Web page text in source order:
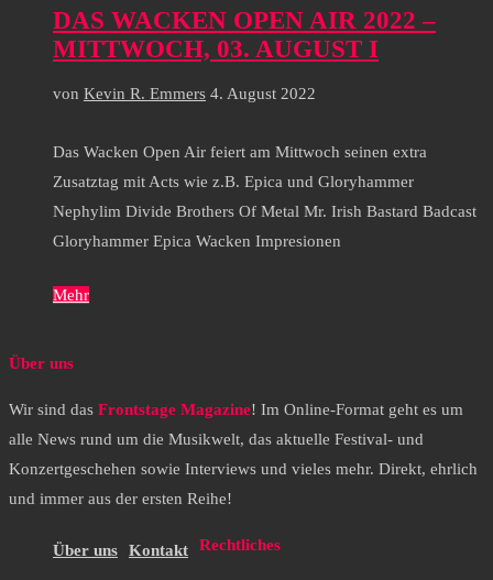
DAS WACKEN OPEN AIR 2022 –
MITTWOCH, 03. AUGUST I
von Kevin R. Emmers 4. August 2022
Das Wacken Open Air feiert am Mittwoch seinen extra
Zusatztag mit Acts wie z.B. Epica und Gloryhammer
Nephylim Divide Brothers Of Metal Mr. Irish Bastard Badcast
Gloryhammer Epica Wacken Impresionen
Mehr
Über uns
Wir sind das Frontstage Magazine! Im Online-Format geht es um
alle News rund um die Musikwelt, das aktuelle Festival- und
Konzertgeschehen sowie Interviews und vieles mehr. Direkt, ehrlich
und immer aus der ersten Reihe!
Über uns Kontakt Rechtliches